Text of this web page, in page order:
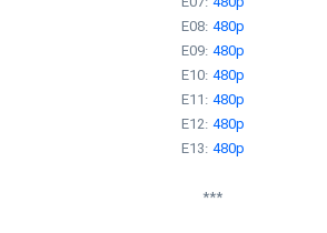
E08:480p
E09:480p
E10:480p
E11:480p
E12:480p
E13:480p
***